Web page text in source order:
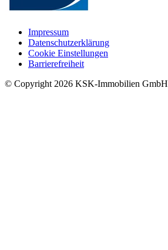
Impressum
Datenschutzerklärung
Cookie Einstellungen
Barrierefreiheit
© Copyright 2026 KSK-Immobilien GmbH